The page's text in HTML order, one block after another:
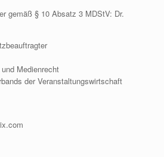
gemäß § 10 Absatz 3 MDStV: Dr.
Medienrecht
der Veranstaltungswirtschaft